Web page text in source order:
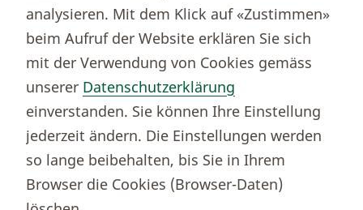
Thurgauer Kantonalbank
Bankenclearingnr.
784
BIC (SWIFT)
KBTGCH22
Weitere TKB Nummern
Rechtliche Hinweise
Barrierefreiheit
Cookie-Einstellungen
analysieren. Mit dem Klick auf «Zustimmen»
beim Aufruf der Website erklären Sie sich
mit der Verwendung von Cookies gemäss
unserer Datenschutzerklärung
einverstanden. Sie können Ihre Einstellung
jederzeit ändern. Die Einstellungen werden
so lange beibehalten, bis Sie in Ihrem
Browser die Cookies (Browser-Daten)